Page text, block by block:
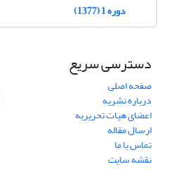
دوره 1 (1377)
دسترسی سریع
صفحه اصلی
درباره نشریه
اعضای هیات تحریریه
ارسال مقاله
تماس با ما
نقشه سایت